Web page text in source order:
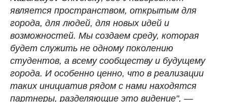
является пространством, открытым для
города, для людей, для новых идей и
возможностей. Мы создаем среду, которая
будет служить не одному поколению
студентов, а всему сообществу и будущему
города. И особенно ценно, что в реализации
таких инициатив рядом с нами находятся
партнеры, разделяющие это видение", —